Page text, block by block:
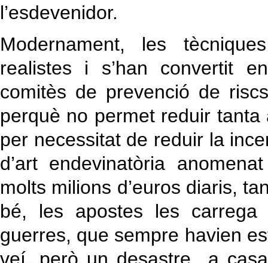
l’esdevenidor.
Modernament, les
realistes i s’han convertit
comitès de prevenció de
perquè no permet reduir
per necessitat de reduir la
d’art endevinatòria
molts milions d’euros diaris,
bé, les apostes les
guerres, que sempre havien